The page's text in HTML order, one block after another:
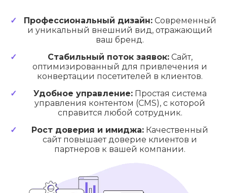
Профессиональный дизайн:Современный
и уникальный внешний вид, отражающий
ваш бренд.
Стабильный поток заявок:Сайт,
оптимизированный для привлечения и
конвертации посетителей в клиентов.
Удобное управление:Простая система
управления контентом (CMS), с которой
справится любой сотрудник.
Рост доверия и имиджа: Качественный
сайт повышает доверие клиентов и
партнеров к вашей компании.